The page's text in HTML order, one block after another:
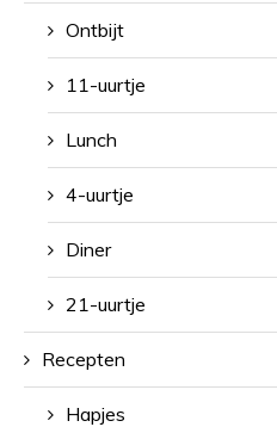
Ontbijt
11-uurtje
Lunch
4-uurtje
Diner
21-uurtje
Recepten
Hapjes